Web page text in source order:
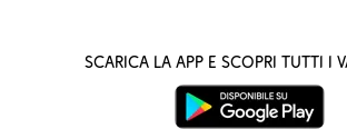
Scarica la App e scopri tutti i